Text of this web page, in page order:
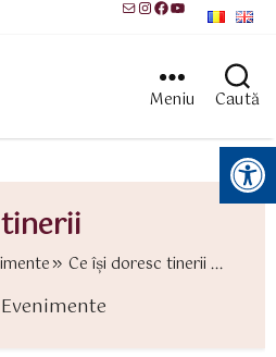
MailInstagram
Facebook
YouTube
Meniu Caută
Instrumente pentru accesibilitate
Ce îşi doresc tinerii ...
Evenimente